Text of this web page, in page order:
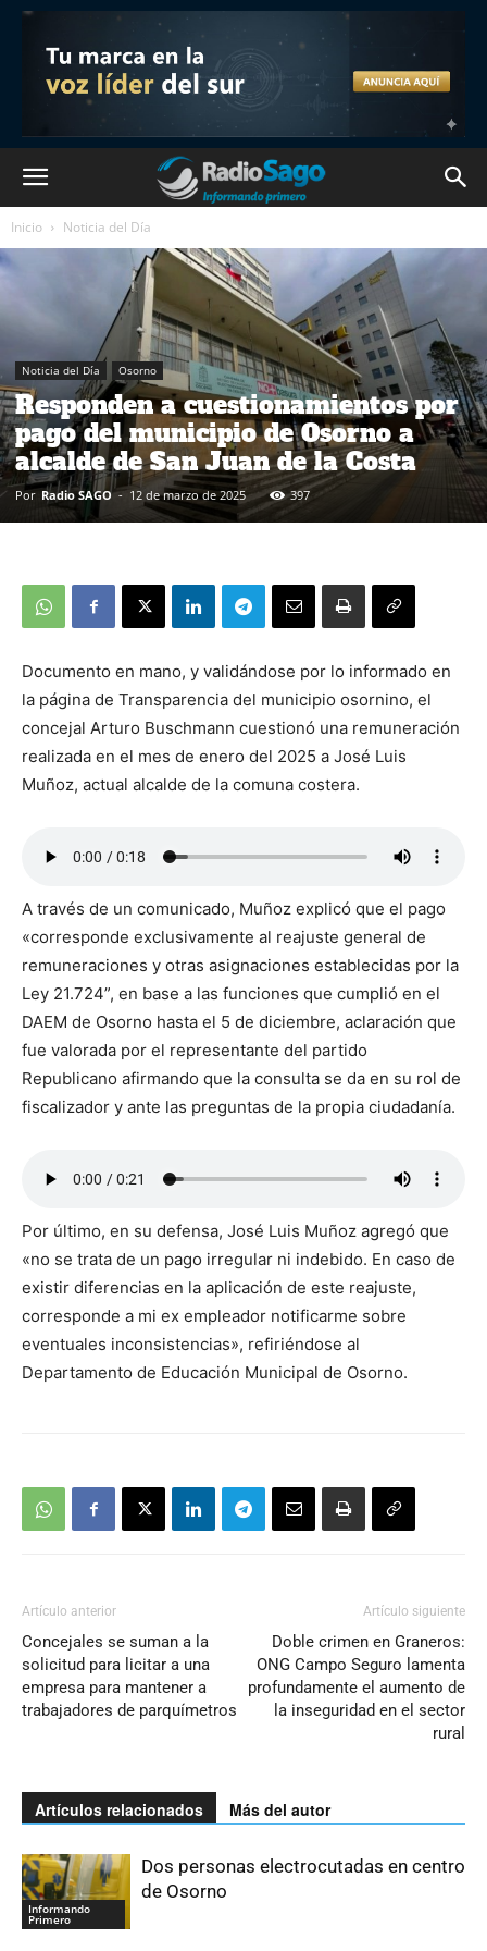
Inicio Noticia del Día
Noticia del Día Osorno
Responden a cuestionamientos por
pago del municipio de Osorno a
alcalde de San Juan de la Costa
Por Radio SAGO - 12 de marzo de 2025 397
Documento en mano, y validándose por lo informado en
la página de Transparencia del municipio osornino, el
concejal Arturo Buschmann cuestionó una remuneración
realizada en el mes de enero del 2025 a José Luis
Muñoz, actual alcalde de la comuna costera.
A través de un comunicado, Muñoz explicó que el pago
«corresponde exclusivamente al reajuste general de
remuneraciones y otras asignaciones establecidas por la
Ley 21.724”, en base a las funciones que cumplió en el
DAEM de Osorno hasta el 5 de diciembre, aclaración que
fue valorada por el representante del partido
Republicano afirmando que la consulta se da en su rol de
fiscalizador y ante las preguntas de la propia ciudadanía.
Por último, en su defensa, José Luis Muñoz agregó que
«no se trata de un pago irregular ni indebido. En caso de
existir diferencias en la aplicación de este reajuste,
corresponde a mi ex empleador notificarme sobre
eventuales inconsistencias», refiriéndose al
Departamento de Educación Municipal de Osorno.
Artículo anterior
Concejales se suman a la
solicitud para licitar a una
empresa para mantener a
trabajadores de parquímetros
Artículo siguiente
Doble crimen en Graneros:
ONG Campo Seguro lamenta
profundamente el aumento de
la inseguridad en el sector
rural
Artículos relacionados Más del autor
Informando
Primero
Dos personas electrocutadas en centro
de Osorno